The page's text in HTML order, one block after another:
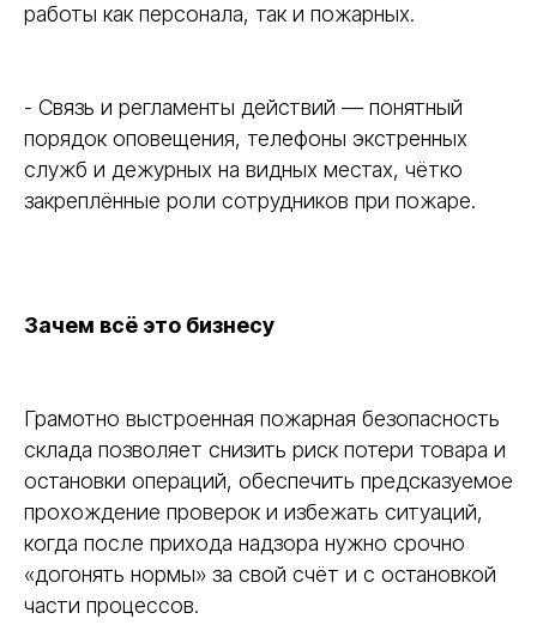
работы как персонала, так и пожарных.
- Связь и регламенты действий — понятный
порядок оповещения, телефоны экстренных
служб и дежурных на видных местах, чётко
закреплённые роли сотрудников при пожаре.
Зачем всё это бизнесу
Грамотно выстроенная пожарная безопасность
склада позволяет снизить риск потери товара и
остановки операций, обеспечить предсказуемое
прохождение проверок и избежать ситуаций,
когда после прихода надзора нужно срочно
«догонять нормы» за свой счёт и с остановкой
части процессов.